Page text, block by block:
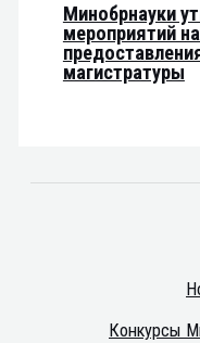
Минобрнауки
мероприятий
магистратуры
Конкурсы